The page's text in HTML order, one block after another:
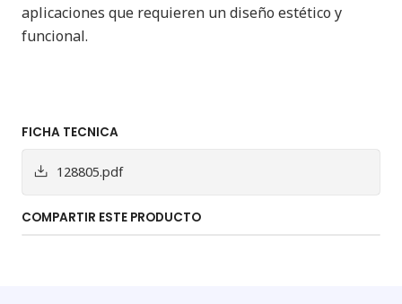
aplicaciones que requieren un diseño estético y
funcional.
FICHA TECNICA
128805.pdf
COMPARTIR ESTE PRODUCTO